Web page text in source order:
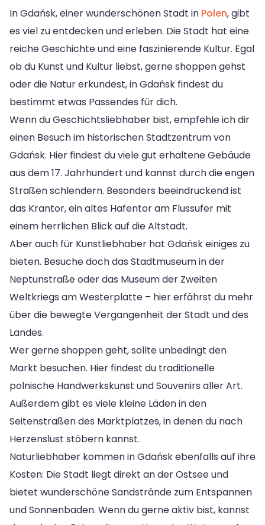
In Gdańsk, einer wunderschönen Stadt in Polen, gibt
es viel zu entdecken und erleben. Die Stadt hat eine
reiche Geschichte und eine faszinierende Kultur. Egal
ob du Kunst und Kultur liebst, gerne shoppen gehst
oder die Natur erkundest, in Gdańsk findest du
bestimmt etwas Passendes für dich.
Wenn du Geschichtsliebhaber bist, empfehle ich dir
einen Besuch im historischen Stadtzentrum von
Gdańsk. Hier findest du viele gut erhaltene Gebäude
aus dem 17. Jahrhundert und kannst durch die engen
Straßen schlendern. Besonders beeindruckend ist
das Krantor, ein altes Hafentor am Flussufer mit
einem herrlichen Blick auf die Altstadt.
Aber auch für Kunstliebhaber hat Gdańsk einiges zu
bieten. Besuche doch das Stadtmuseum in der
Neptunstraße oder das Museum der Zweiten
Weltkriegs am Westerplatte – hier erfährst du mehr
über die bewegte Vergangenheit der Stadt und des
Landes.
Wer gerne shoppen geht, sollte unbedingt den
Markt besuchen. Hier findest du traditionelle
polnische Handwerkskunst und Souvenirs aller Art.
Außerdem gibt es viele kleine Läden in den
Seitenstraßen des Marktplatzes, in denen du nach
Herzenslust stöbern kannst.
Naturliebhaber kommen in Gdańsk ebenfalls auf ihre
Kosten: Die Stadt liegt direkt an der Ostsee und
bietet wunderschöne Sandstrände zum Entspannen
und Sonnenbaden. Wenn du gerne aktiv bist, kannst